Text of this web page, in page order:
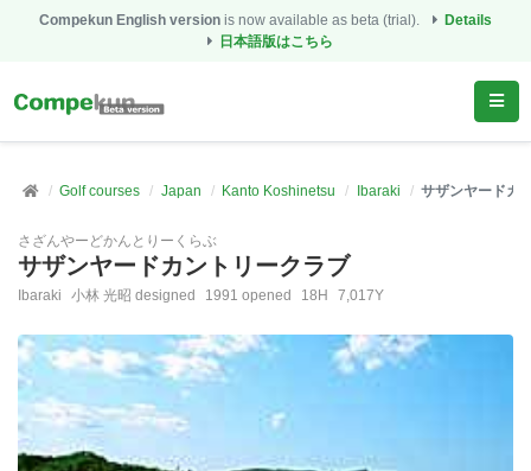
Compekun English version is now available as beta (trial).
Details
日本語版はこちら
Golf courses Japan Kanto Koshinetsu Ibaraki サザンヤードカ
さざんやーどかんとりーくらぶ
サザンヤードカントリークラブ
Ibaraki 小林 光昭 designed 1991 opened 18H 7,017Y